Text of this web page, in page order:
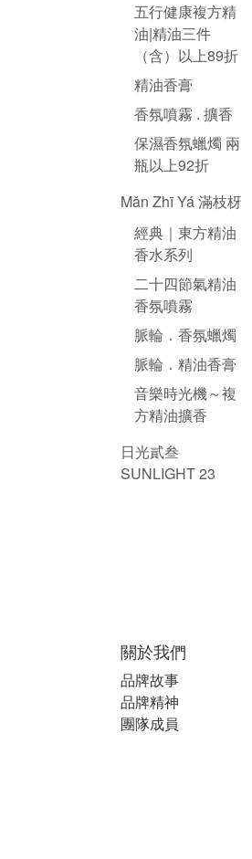
五行健康複方精
油|精油三件
（含）以上89折
精油香膏
香氛噴霧 . 擴香
保濕香氛蠟燭 兩
瓶以上92折
Mǎn Zhī Yá 滿枝枒
經典｜東方精油
香水系列
二十四節氣精油
香氛噴霧
脈輪．香氛蠟燭
脈輪．精油香膏
音樂時光機～複
方精油擴香
日光貳叁
SUNLIGHT 23
關於我們
品牌故事
品牌精神
團隊成員